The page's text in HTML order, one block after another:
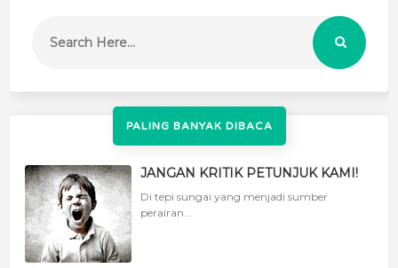
PALING BANYAK DIBACA
JANGAN KRITIK PETUNJUK KAMI!
Di tepi sungai yang menjadi sumber
perairan...